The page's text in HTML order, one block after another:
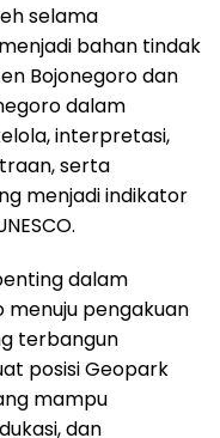
selama
bahan tindak
Bojonegoro dan
dalam
interpretasi,
serta
menjadi indikator
dalam
menuju pengakuan
terbangun
posisi Geopark
mampu
dan